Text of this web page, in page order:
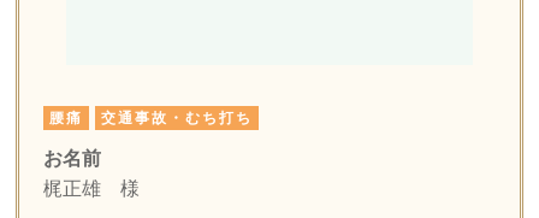
腰痛 交通事故・むち打ち
お名前
梶正雄 様